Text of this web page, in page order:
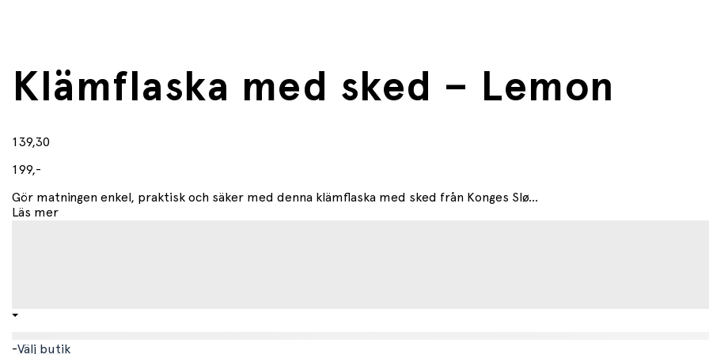
Klämflaska med sked – Lemon
139,30
199,-
Gör matningen enkel, praktisk och säker med denna klämflaska med sked från Konges Slø...
Läs mer
-Välj butik